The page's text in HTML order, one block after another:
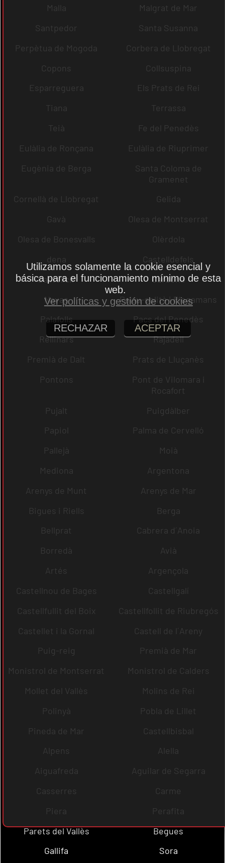
Malla
Malgrat de Mar
Santpedor
Santa Susanna
Perpètua de Mogoda
Corbera de Llobregat
Copons
Collsuspina
Esparreguera
Els Prats de Rei
Tiana
Terrassa
Teià
Fe del Penedès
Eulàlia de Ronçana
Eulàlia de Riuprimer
Eugènia de Berga
Santa Coloma de
Gramenet
Cornellà de Llobregat
Gelida
Gavà
Olesa de Montserrat
Olesa de Bonesvalls
Olèrdola
dena
Castelldefels
Castellcir
Cardona
Navas
Palau-solità i Plegamans
Palafolls
Pacs del Penedès
Rellinars
Rajadell
Premià de Dalt
Prats de Lluçanès
Pontons
Pont de Vilomara i
Rocafort
Pujalt
Puigdàlber
Papiol
Palma de Cervelló
Pallejà
Moià
Mediona
Argentona
Arenys de Munt
Arenys de Mar
Bigues i Riells
Berga
Bellprat
Cabrera d´Anoia
Borredà
Avià
Artés
Argençola
Castellnou de Bages
Castellgalí
Castellfullit del Boix
Castellfollit de Riubregós
Castellet i la Gornal
Castell de l´Areny
Puig-reig
Premià de Mar
Monistrol de Montserrat
Monistrol de Calders
Mollet del Vallès
Molins de Rei
Polinyà
Pobla de Lillet
Pineda de Mar
Castellbisbal
Alpens
Alella
Aiguafreda
Aguilar de Segarra
Casserres
Carme
Piera
Perafita
Parets del Vallès
Begues
Gallifa
Sora
Utilizamos solamente la cookie esencial y
básica para el funcionamiento mínimo de esta
web.
Ver políticas y gestión de cookies
RECHAZAR ACEPTAR